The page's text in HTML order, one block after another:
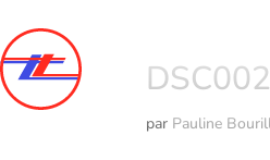
par Pauline